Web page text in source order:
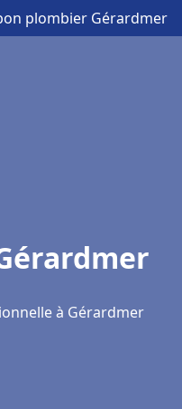
plombier Gérardmer
à Gérardmer